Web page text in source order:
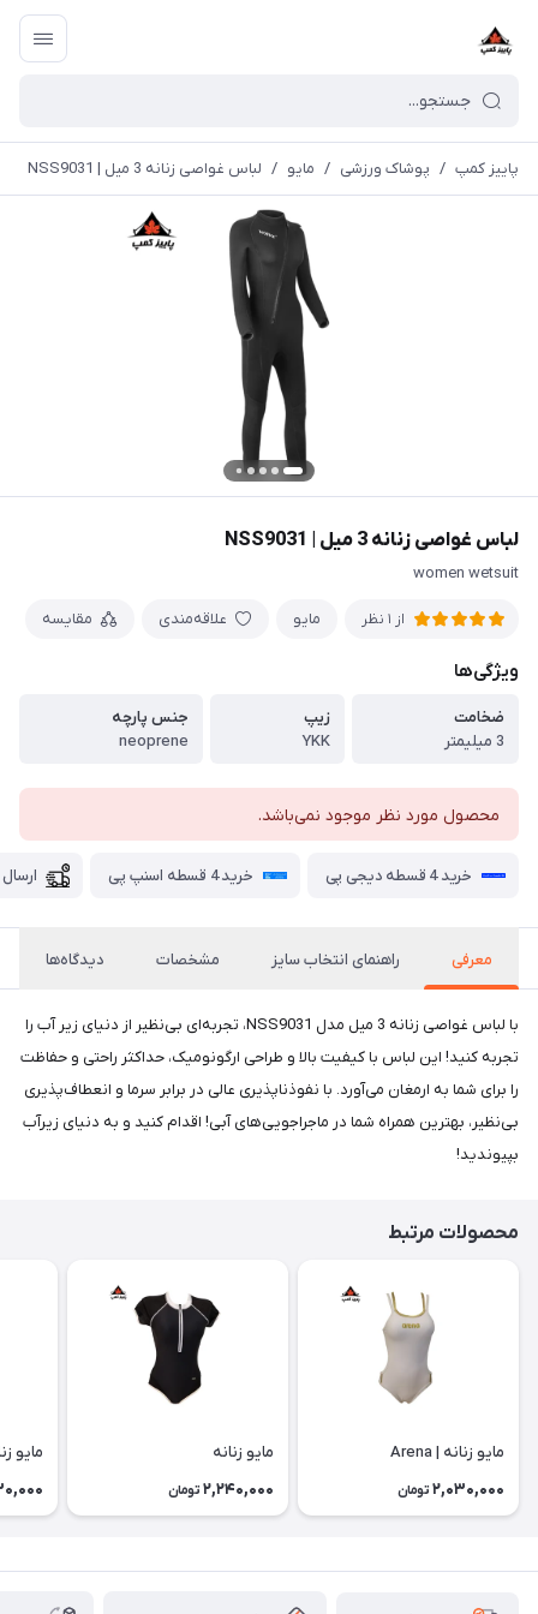
پاییز کمپ / پوشاک ورزشی / مايو / لباس غواصی زنانه 3 میل | NSS9031
لباس غواصی زنانه 3 میل | NSS9031
women wetsuit
از 1 نظر مايو علاقه‌مندی مقایسه
ویژگی‌ها
ضخامت
3 میلیمتر
زیپ
YKK
جنس پارچه
neoprene
محصول مورد نظر موجود نمی‌باشد.
خرید 4 قسطه دیجی پی خرید 4 قسطه اسنپ پی
معرفی راهنمای انتخاب سایز مشخصات دیدگاه‌ها
با لباس غواصی زنانه 3 میل مدل NSS9031، تجربه‌ای بی‌نظیر از دنیای زیر آب را
تجربه کنید! این لباس با کیفیت بالا و طراحی ارگونومیک، حداکثر راحتی و حفاظت
را برای شما به ارمغان می‌آورد. با نفوذناپذیری عالی در برابر سرما و انعطاف‌پذیری
بی‌نظیر، بهترین همراه شما در ماجراجویی‌های آبی! اقدام کنید و به دنیای زیرآب
بپیوندید!
محصولات مرتبط
مایو زنانه | Arena
2,030,000 تومان
مایو زنانه
2,240,000 تومان
مایو